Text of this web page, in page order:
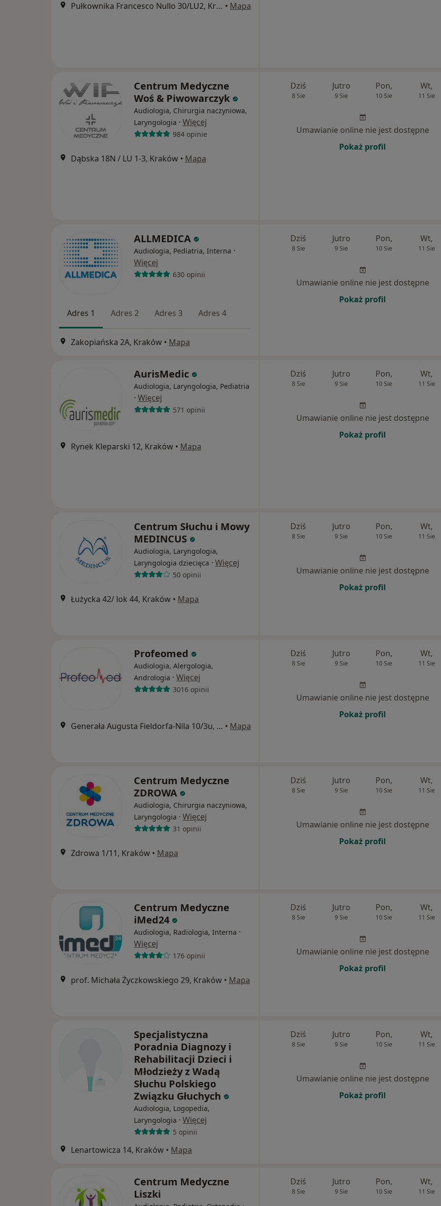
Pułkownika Francesco Nullo 30/LU2, Kraków • Mapa
Centrum Medyczne
Woś & Piwowarczyk
Audiologia, Chirurgia naczyniowa,
Laryngologia · Więcej
984 opinie
Dąbska 18N / LU 1-3, Kraków • Mapa
Dziś
8 Sie
Jutro
9 Sie
Pon,
10 Sie
Wt,
11 Sie
Umawianie online nie jest dostępne
Pokaż profil
ALLMEDICA
Audiologia, Pediatria, Interna ·
Więcej
630 opinii
Adres 1 Adres 2 Adres 3 Adres 4
Zakopiańska 2A, Kraków • Mapa
Dziś
8 Sie
Jutro
9 Sie
Pon,
10 Sie
Wt,
11 Sie
Umawianie online nie jest dostępne
Pokaż profil
AurisMedic
Audiologia, Laryngologia, Pediatria
· Więcej
571 opinii
Rynek Kleparski 12, Kraków • Mapa
Dziś
8 Sie
Jutro
9 Sie
Pon,
10 Sie
Wt,
11 Sie
Umawianie online nie jest dostępne
Pokaż profil
Centrum Słuchu i Mowy
MEDINCUS
Audiologia, Laryngologia,
Laryngologia dziecięca · Więcej
50 opinii
Łużycka 42/ lok 44, Kraków • Mapa
Dziś
8 Sie
Jutro
9 Sie
Pon,
10 Sie
Wt,
11 Sie
Umawianie online nie jest dostępne
Pokaż profil
Profeomed
Audiologia, Alergologia,
Andrologia · Więcej
3016 opinii
Generała Augusta Fieldorfa-Nila 10/3u, Kraków • Mapa
Dziś
8 Sie
Jutro
9 Sie
Pon,
10 Sie
Wt,
11 Sie
Umawianie online nie jest dostępne
Pokaż profil
Centrum Medyczne
ZDROWA
Audiologia, Chirurgia naczyniowa,
Laryngologia · Więcej
31 opinii
Zdrowa 1/11, Kraków • Mapa
Dziś
8 Sie
Jutro
9 Sie
Pon,
10 Sie
Wt,
11 Sie
Umawianie online nie jest dostępne
Pokaż profil
Centrum Medyczne
iMed24
Audiologia, Radiologia, Interna ·
Więcej
176 opinii
prof. Michała Życzkowskiego 29, Kraków • Mapa
Dziś
8 Sie
Jutro
9 Sie
Pon,
10 Sie
Wt,
11 Sie
Umawianie online nie jest dostępne
Pokaż profil
Specjalistyczna
Poradnia Diagnozy i
Rehabilitacji Dzieci i
Młodzieży z Wadą
Słuchu Polskiego
Związku Głuchych
Audiologia, Logopedia,
Laryngologia · Więcej
5 opinii
Lenartowicza 14, Kraków • Mapa
Dziś
8 Sie
Jutro
9 Sie
Pon,
10 Sie
Wt,
11 Sie
Umawianie online nie jest dostępne
Pokaż profil
Centrum Medyczne
Liszki
Dziś
8 Sie
Jutro
9 Sie
Pon,
10 Sie
Wt,
11 Sie